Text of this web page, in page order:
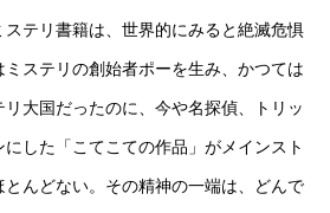
テリ書籍は、世界的にみると絶滅危惧
ステリの創始者ポーを生み、かつては
大国だったのに、今や名探偵、トリッ
した「こてこての作品」がメインスト
とんどない。その精神の一端は、どんで